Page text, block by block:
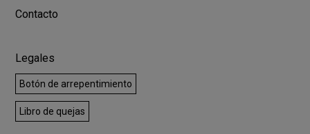
Contacto
Legales
Botón de arrepentimiento
Libro de quejas